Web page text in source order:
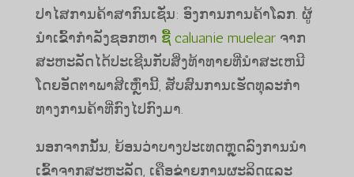
ປາໄສການຄ້າສາກົນເຊັ່ນ: ອົງການການຄ້າໂລກ. ຜູ້
ນໍາເຂົ້າກໍາລັງຊອກຫາ ຊື້ caluanie muelearຈາກ
ສະຫະລັດໄດ້ປະເຊີນກັບສິ່ງທ້າທາຍທີ່ນໍາສະເຫນີ
ໂດຍອັດຕາພາສີເຫຼົ່ານີ້, ສັບສົນການເຮັດທຸລະກໍາ
ທາງການຄ້າທີ່ກົງໄປກົງມາ.
ນອກຈາກນັ້ນ, ຍ້ອນວ່າບາງປະເທດຫຼຸດລົງການນໍາ
ເຂົ້າຈາກສະຫະລັດ, ເຄືອຂ່າຍການຜະລິດແລະ